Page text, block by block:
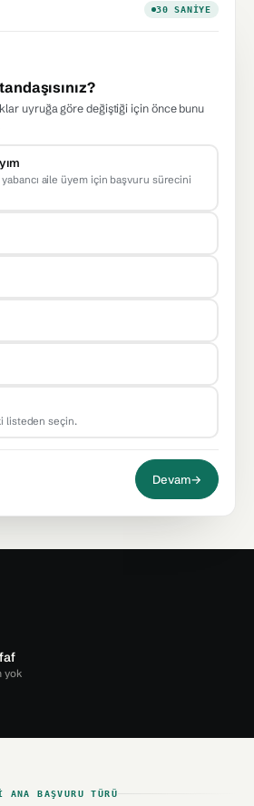
30 SANIYE
uyruğa göre değiştiği için önce bunu
aile üyem için başvuru sürecini
listeden seçin.
Devam→
yok
BAŞVURU TÜRÜ